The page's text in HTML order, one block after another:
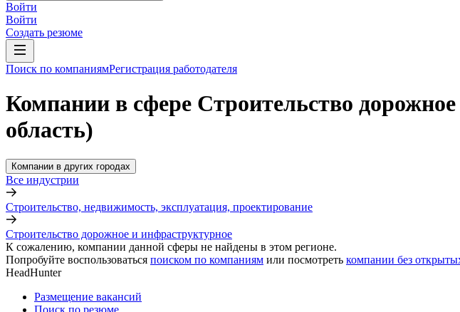
Войти
Войти
Создать резюме
Поиск по компаниямРегистрация работодателя
Компании в сфере Строительство
область)
Компании в других городах
Все индустрии
Строительство, недвижимость, эксплуатация, проектирование
Строительство дорожное и инфраструктурное
К сожалению, компании данной сферы не найдены в этом регионе.
Попробуйте воспользоваться поиском по компаниям или посмотреть компании без
HeadHunter
Размещение вакансий
Поиск по резюме